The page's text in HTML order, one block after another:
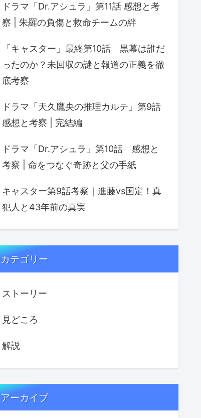
ドラマ「Dr.アシュラ」第11話 感想と考
察 | 朱羅の負傷と救命チームの絆
「キャスター」最終第10話 黒幕は誰だ
ったのか？未回収の謎と報道の正義を徹
底考察
ドラマ「天久鷹央の推理カルテ」第9話
感想と考察 | 完結編
ドラマ「Dr.アシュラ」第10話 感想と
考察 | 命をつなぐ奇跡と父の手紙
キャスター第9話考察｜進藤vs国定！真
犯人と43年前の真実
カテゴリー
ストーリー
見どころ
解説
アーカイブ